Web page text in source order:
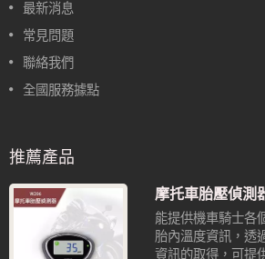
最新消息
常見問題
聯絡我們
全國服務據點
推薦產品
摩托車胎壓偵測
能提供機車騎士各
胎內溫度資訊，透
資訊的取得，可提